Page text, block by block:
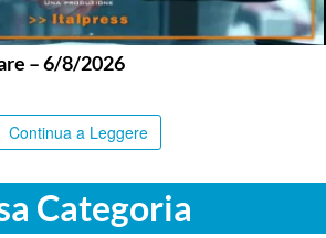
– 6/8/2026
Continua a Leggere
Categoria